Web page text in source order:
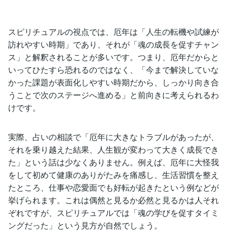
スピリチュアルの視点では、厄年は「人生の転機や試練が
訪れやすい時期」であり、それが「魂の成長を促すチャン
ス」と解釈されることが多いです。つまり、厄年だからと
いってひたすら恐れるのではなく、「今まで解決していな
かった課題が表面化しやすい時期だから、しっかり向き合
うことで次のステージへ進める」と前向きに考えられるわ
けです。
実際、占いの相談で「厄年に大きなトラブルがあったが、
それを乗り越えた結果、人生観が変わって大きく成長でき
た」という話は少なくありません。例えば、厄年に大怪我
をして初めて健康のありがたみを痛感し、生活習慣を整え
たところ、仕事や恋愛面でも好転が起きたという例などが
挙げられます。これは偶然と見るか必然と見るかは人それ
ぞれですが、スピリチュアルでは「魂の学びを促すタイミ
ングだった」という見方が自然でしょう。